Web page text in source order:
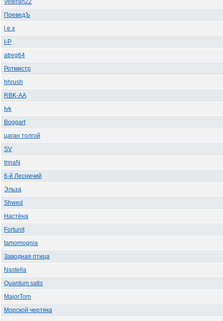
Veteran22
ПреведЪ
l e x
I-P
atreg64
Ротмистр
hhrush
RBK-AA
Ivk
Boggart
цаган толгой
SV
IrinaN
6-й Лесничий
Эльза
Shwed
Настёна
Fortunit
tamomognia
Заводная птица
Nastella
Quantum satis
MajorTom
Морской чертяка